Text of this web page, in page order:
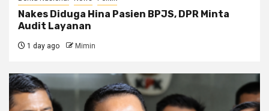
Nakes Diduga Hina Pasien BPJS, DPR Minta
Audit Layanan
1 day ago Mimin